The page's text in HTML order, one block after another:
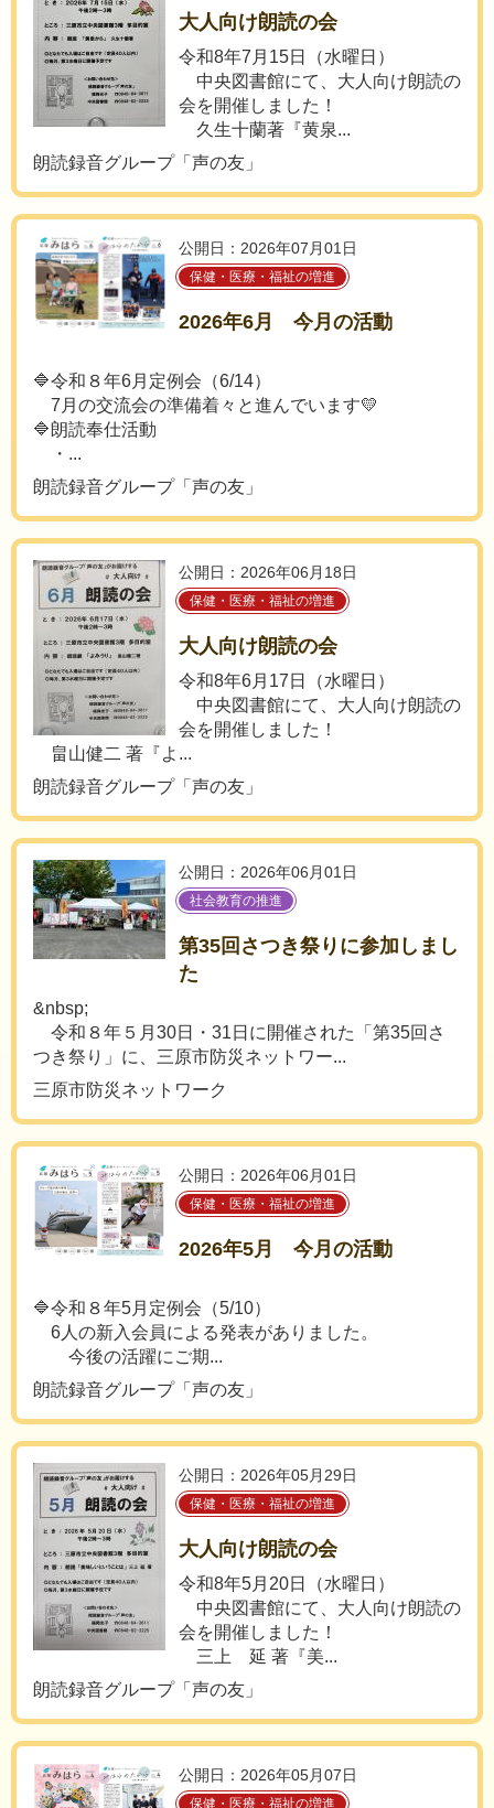
大人向け朗読の会
令和8年7月15日（水曜日）
中央図書館にて、大人向け朗読の
会を開催しました！
久生十蘭著『黄泉...
朗読録音グループ「声の友」
公開日：2026年07月01日
保健・医療・福祉の増進
2026年6月 今月の活動
🔷令和８年6月定例会（6/14）
7月の交流会の準備着々と進んでいます💛
🔷朗読奉仕活動
・...
朗読録音グループ「声の友」
公開日：2026年06月18日
保健・医療・福祉の増進
大人向け朗読の会
令和8年6月17日（水曜日）
中央図書館にて、大人向け朗読の
会を開催しました！
畠山健二 著『よ...
朗読録音グループ「声の友」
公開日：2026年06月01日
社会教育の推進
第35回さつき祭りに参加しまし
た
&nbsp;
令和８年５月30日・31日に開催された「第35回さ
つき祭り」に、三原市防災ネットワー...
三原市防災ネットワーク
公開日：2026年06月01日
保健・医療・福祉の増進
2026年5月 今月の活動
🔷令和８年5月定例会（5/10）
6人の新入会員による発表がありました。
今後の活躍にご期...
朗読録音グループ「声の友」
公開日：2026年05月29日
保健・医療・福祉の増進
大人向け朗読の会
令和8年5月20日（水曜日）
中央図書館にて、大人向け朗読の
会を開催しました！
三上 延 著『美...
朗読録音グループ「声の友」
公開日：2026年05月07日
保健・医療・福祉の増進